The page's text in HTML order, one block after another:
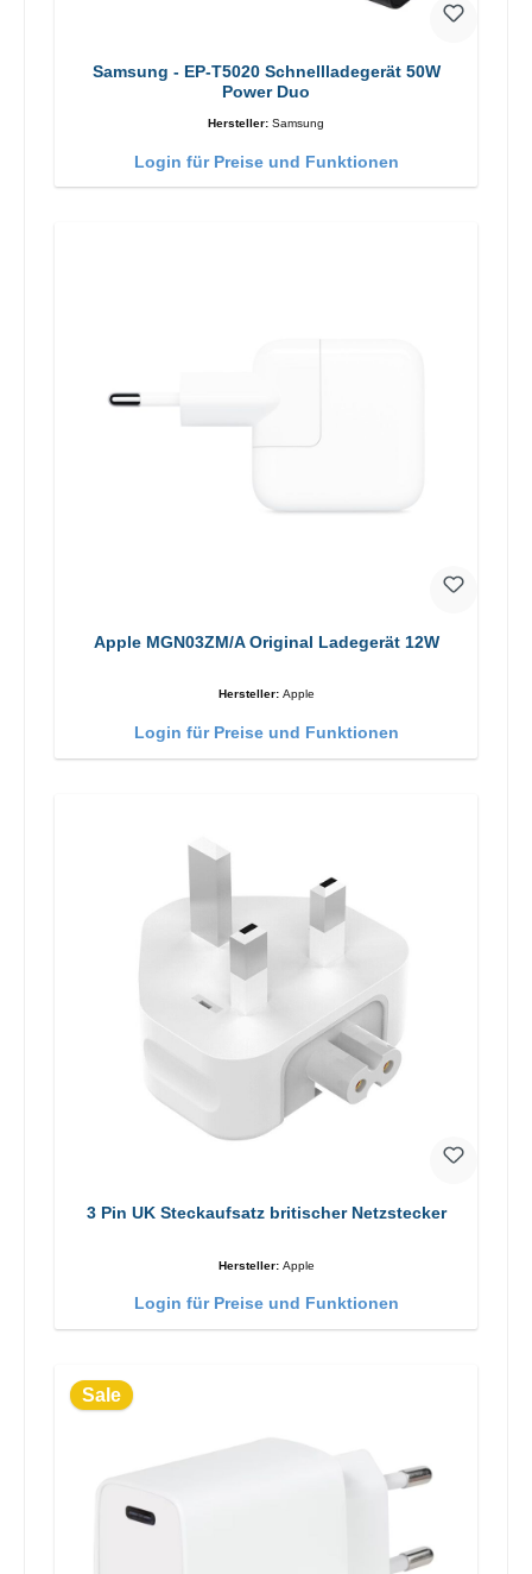
Samsung - EP-T5020 Schnellladegerät 50W
Power Duo
Hersteller: Samsung
Login für Preise und Funktionen
Apple MGN03ZM/A Original Ladegerät 12W
Hersteller: Apple
Login für Preise und Funktionen
3 Pin UK Steckaufsatz britischer Netzstecker
Hersteller: Apple
Login für Preise und Funktionen
Sale